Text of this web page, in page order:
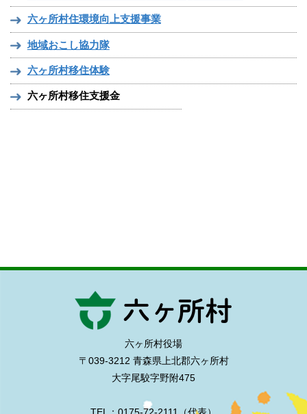
六ヶ所村住環境向上支援事業
地域おこし協力隊
六ヶ所村移住体験
六ヶ所村移住支援金
六ヶ所村役場
〒039-3212 青森県上北郡六ヶ所村
大字尾駮字野附475